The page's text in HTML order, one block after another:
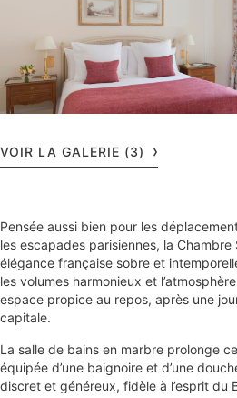
VOIR LA GALERIE (3)
Pensée aussi bien pour les
les escapades parisiennes, la
élégance française sobre et
les volumes harmonieux et
espace propice au repos, après une
capitale.
La salle de bains en marbre prolonge
équipée d’une baignoire et d’une
discret et généreux, fidèle à l’esprit du